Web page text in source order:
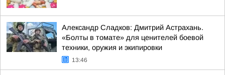
Александр Сладков: Дмитрий Астрахань.
«Болты в томате» для ценителей боевой
техники, оружия и экипировки
13:46